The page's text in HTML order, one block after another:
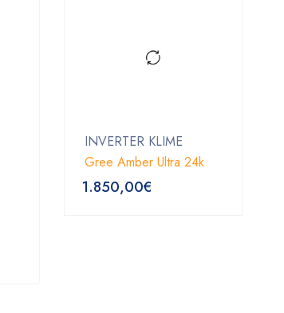
INVERTER KLIME
Gree Amber Ultra 24k
1.850,00€